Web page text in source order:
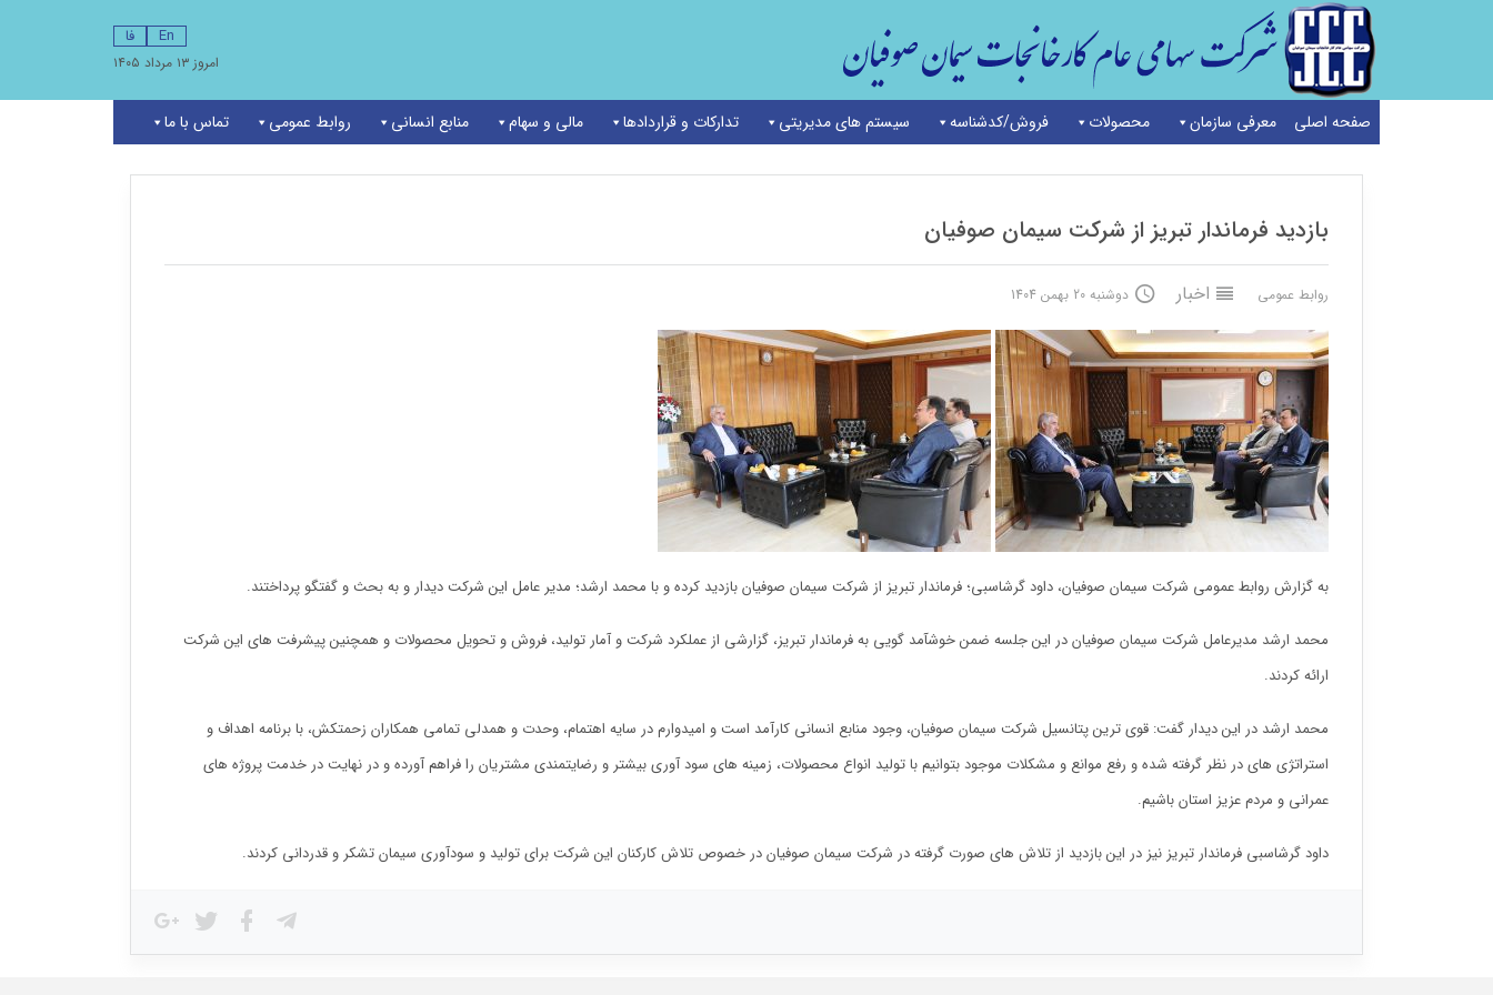
En فا
امروز ۱۳ مرداد ۱۴۰۵
صفحه اصلی معرفی سازمان محصولات فروش/کدشناسه سیستم های مدیریتی تدارکات و قراردادها مالی و سهام منابع انسانی روابط عمومی تماس با ما خانه اخبار / بازدید فرماندار تبریز از شرکت سیمان صوفیان
بازدید فرماندار تبریز از شرکت سیمان صوفیان
روابط عمومی اخبار دوشنبه 20 بهمن 1404
به گزارش روابط عمومی شرکت سیمان صوفیان، داود گرشاسبی؛ فرماندار تبریز از شرکت سیمان صوفیان بازدید کرده و با محمد ارشد؛ مدیر عامل این شرکت دیدار و به بحث و گفتگو پرداختند.
محمد ارشد مدیرعامل شرکت سیمان صوفیان در این جلسه ضمن خوشآمد گویی به فرماندار تبریز، گزارشی از عملكرد شركت و آمار تولید، فروش و تحویل محصولات و همچنین پیشرفت های این شرکت
ارائه کردند.
محمد ارشد در این دیدار گفت: قوی ترین پتانسیل شرکت سیمان صوفیان، وجود منابع انسانی کارآمد است و امیدوارم در سایه اهتمام، وحدت و همدلی تمامی همکاران زحمتکش، با برنامه اهداف و
استراتژی های در نظر گرفته شده و رفع موانع و مشکلات موجود بتوانیم با تولید انواع محصولات، زمینه های سود آوری بیشتر و رضایتمندی مشتریان را فراهم آورده و در نهایت در خدمت پروژه های
عمرانی و مردم عزیز استان باشیم.
داود گرشاسبی فرماندار تبریز نیز در این بازدید از تلاش های صورت گرفته در شرکت سیمان صوفیان در خصوص تلاش کارکنان این شرکت برای تولید و سودآوری سیمان تشکر و قدردانی کردند.